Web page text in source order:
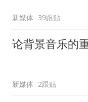
新媒体 39跟贴
论背景音乐的
新媒体 2跟贴